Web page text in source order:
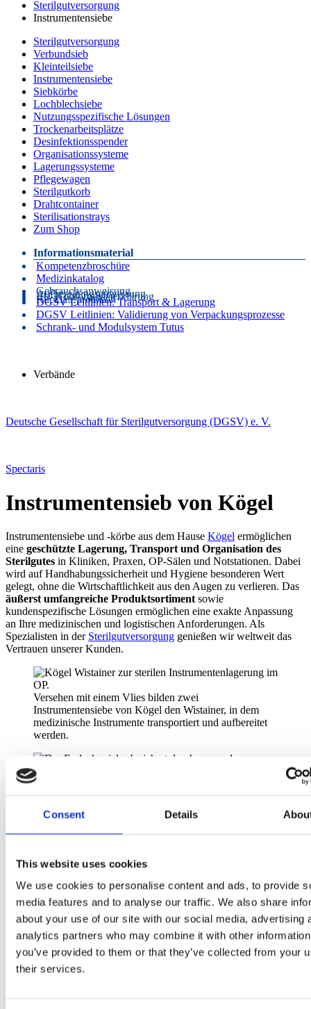
Consent Details
This website uses cookies
We use cookies to personalise content and ads, to provide
media features and to analyse our traffic. We also share
about your use of our site with our social media, advertising
analytics partners who may combine it with other
you’ve provided to them or that they’ve collected from your
their services.
Sterilgutversorgung
Instrumentensiebe
Sterilgutversorgung
Verbundsieb
Kleinteilsiebe
Instrumentensiebe
Siebkörbe
Lochblechsiebe
Nutzungsspezifische Lösungen
Trockenarbeitsplätze
Desinfektionsspender
Organisationssysteme
Lagerungssysteme
Pflegewagen
Sterilgutkorb
Drahtcontainer
Sterilisationstrays
Zum Shop
Informationsmaterial
Kompetenzbroschüre
Medizinkatalog
Gebrauchsanweisung
Aufbereitungsanweisung
EU-Konformitätserklärung
Rücklaufprotokoll
DGSV Leitlinien: Transport & Lagerung
DGSV Leitlinien: Validierung von Verpackungsprozesse
Schrank- und Modulsystem Tutus
Verbände
Deutsche Gesellschaft für Sterilgutversorgung (DGSV) e. V.
Spectaris
Instrumentensieb von Kögel
Instrumentensiebe und -körbe aus dem Hause Kögel ermöglichen
eine geschützte Lagerung, Transport und Organisation des
Sterilgutes in Kliniken, Praxen, OP-Sälen und Notstationen. Dabei
wird auf Handhabungssicherheit und Hygiene besonderen Wert
gelegt, ohne die Wirtschaftlichkeit aus den Augen zu verlieren. Das
äußerst umfangreiche Produktsortimentsowie
kundenspezifische Lösungen ermöglichen eine exakte Anpassung
an Ihre medizinischen und logistischen Anforderungen. Als
Spezialisten in der Sterilgutversorgung genießen wir weltweit das
Vertrauen unserer Kunden.
Versehen mit einem Vlies bilden zwei
Instrumentensiebe von Kögel den Wistainer, in dem
medizinische Instrumente transportiert und aufbereitet
werden.
Der Endoskopiekorb sichert durch passende
Zu den Instrumentensieben
Wozu ein Instrumentensieb?
Für sterile chirurgische Instrumente muss ein Instrumentensieb oder
ein Instrumentenkorb verwendet werden. Instrumentensiebe
verringern das Risiko von Infektionen, da mit ihnen sterile,
vorverpackte Instrumente geliefert werden. Die Instrumentensiebe
im OP verhindern, dass bei der Durchführung bestimmter Verfahren
unnötig viel Abfall anfällt, weil sie wiederverwendbare Instrumente
nach der Sterilisation weiterhin aseptisch halten und so die